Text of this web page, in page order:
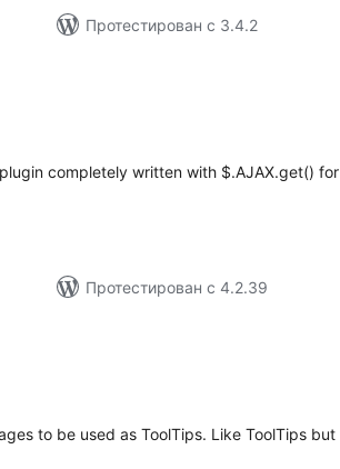
Протестирован с 3.4.2
completely written with $.AJAX.get() for
Протестирован с 4.2.39
to be used as ToolTips. Like ToolTips but